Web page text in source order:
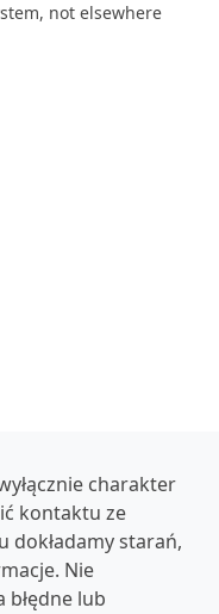
not elsewhere
charakter
kontaktu ze
dokładamy starań,
Nie
lub